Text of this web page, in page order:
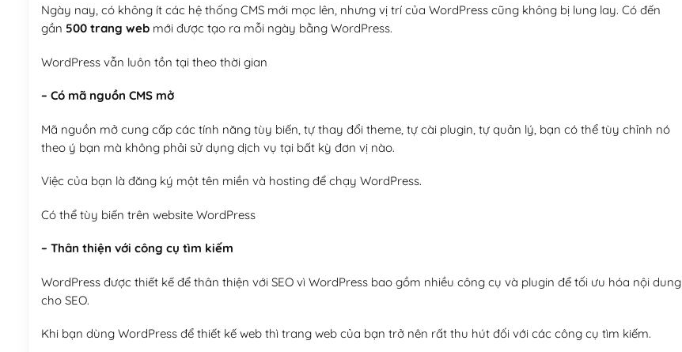
Ngày nay, có không ít các hệ thống CMS mới mọc lên, nhưng vị trí của WordPress cũng không bị lung lay. Có đến
gần 500 trang webmới được tạo ra mỗi ngày bằng WordPress.
WordPress vẫn luôn tồn tại theo thời gian
– Có mã nguồn CMS mở
Mã nguồn mở cung cấp các tính năng tùy biến, tự thay đổi theme, tự cài plugin, tự quản lý, bạn có thể tùy chỉnh nó
theo ý bạn mà không phải sử dụng dịch vụ tại bất kỳ đơn vị nào.
Việc của bạn là đăng ký một tên miền và hosting để chạy WordPress.
Có thể tùy biến trên website WordPress
– Thân thiện với công cụ tìm kiếm
WordPress được thiết kế để thân thiện với SEO vì WordPress bao gồm nhiều công cụ và plugin để tối ưu hóa nội dung
cho SEO.
Khi bạn dùng WordPress để thiết kế web thì trang web của bạn trở nên rất thu hút đối với các công cụ tìm kiếm.